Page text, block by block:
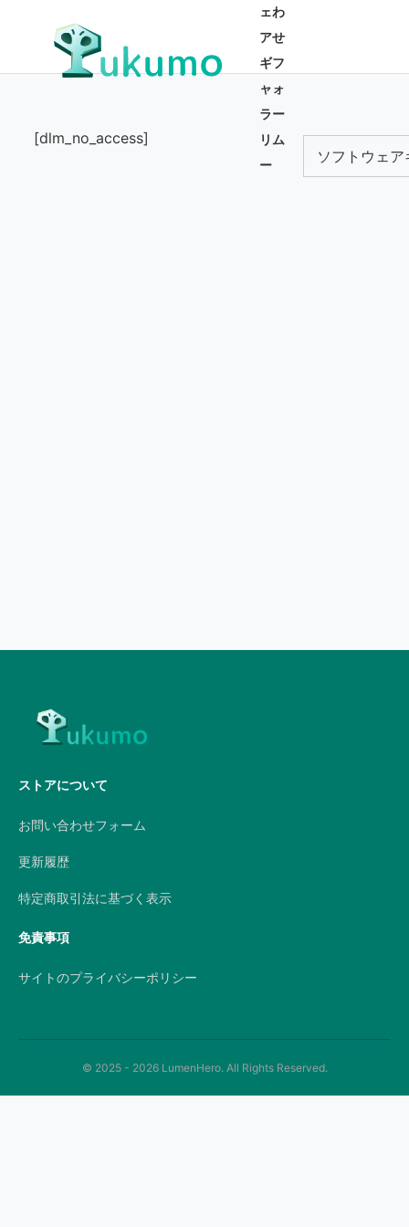
ェ
ア
ギ
ャ
ラ
リ
ー
わ
せ
フ
ォ
ー
ム
ソフトウェ
[dlm_no_access]
ストアについて
お問い合わせフォーム
更新履歴
特定商取引法に基づく表示
免責事項
サイトのプライバシーポリシー
© 2025 - 2026 LumenHero. All Rights Reserved.